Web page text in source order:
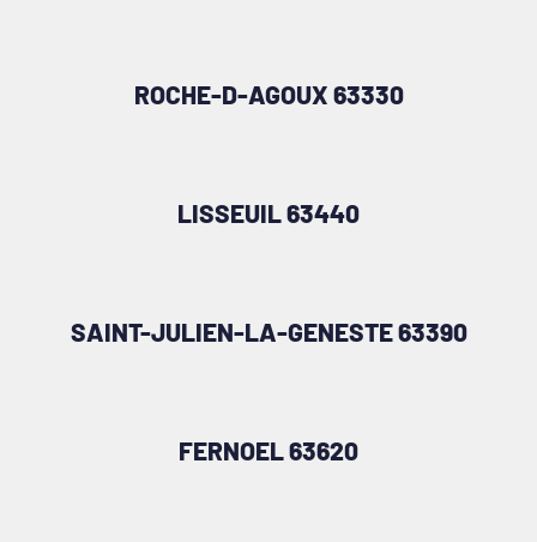
ROCHE-D-AGOUX 63330
LISSEUIL 63440
SAINT-JULIEN-LA-GENESTE 63390
FERNOEL 63620